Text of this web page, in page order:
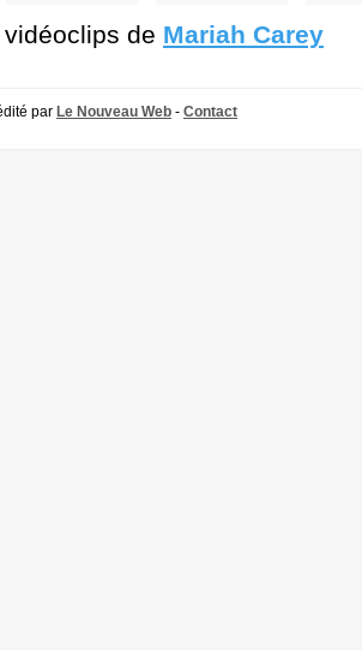
de Mariah Carey
par Le Nouveau Web - Contact